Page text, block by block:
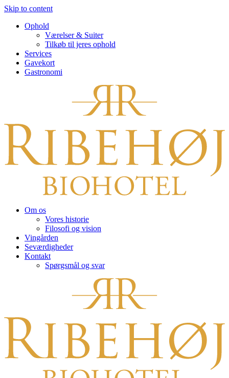
Skip to content
Ophold
Værelser & Suiter
Tilkøb til jeres ophold
Services
Gavekort
Gastronomi
Om os
Vores historie
Filosofi og vision
Vingården
Seværdigheder
Kontakt
Spørgsmål og svar